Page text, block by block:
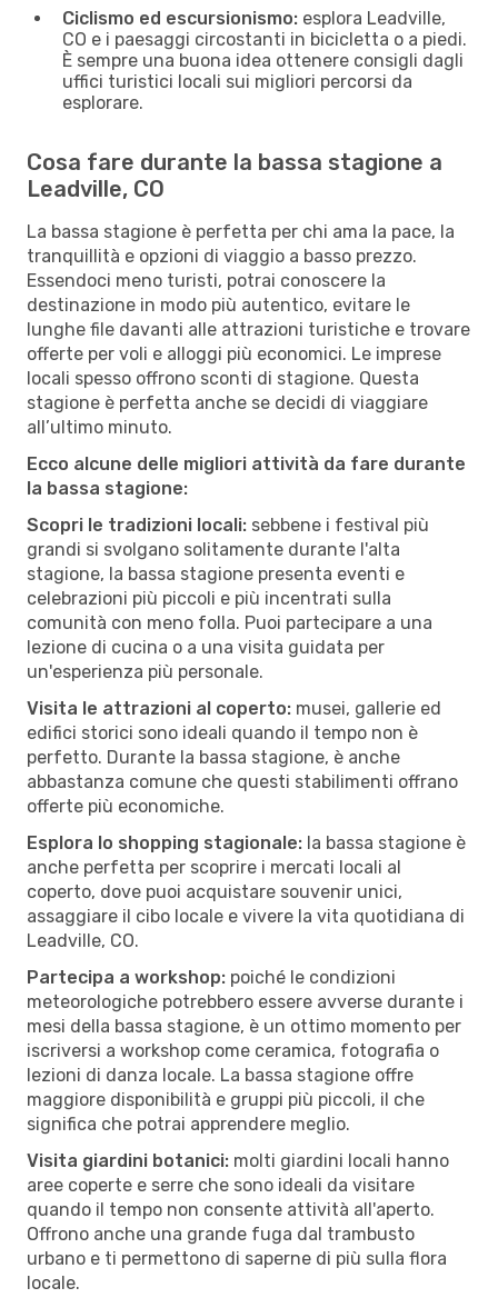
Ciclismo ed escursionismo: esplora Leadville,
CO e i paesaggi circostanti in bicicletta o a piedi.
È sempre una buona idea ottenere consigli dagli
uffici turistici locali sui migliori percorsi da
esplorare.
Cosa fare durante la bassa stagione a
Leadville, CO
La bassa stagione è perfetta per chi ama la pace, la
tranquillità e opzioni di viaggio a basso prezzo.
Essendoci meno turisti, potrai conoscere la
destinazione in modo più autentico, evitare le
lunghe file davanti alle attrazioni turistiche e trovare
offerte per voli e alloggi più economici. Le imprese
locali spesso offrono sconti di stagione. Questa
stagione è perfetta anche se decidi di viaggiare
all’ultimo minuto.
Ecco alcune delle migliori attività da fare durante
la bassa stagione:
Scopri le tradizioni locali: sebbene i festival più
grandi si svolgano solitamente durante l'alta
stagione, la bassa stagione presenta eventi e
celebrazioni più piccoli e più incentrati sulla
comunità con meno folla. Puoi partecipare a una
lezione di cucina o a una visita guidata per
un'esperienza più personale.
Visita le attrazioni al coperto: musei, gallerie ed
edifici storici sono ideali quando il tempo non è
perfetto. Durante la bassa stagione, è anche
abbastanza comune che questi stabilimenti offrano
offerte più economiche.
Esplora lo shopping stagionale: la bassa stagione è
anche perfetta per scoprire i mercati locali al
coperto, dove puoi acquistare souvenir unici,
assaggiare il cibo locale e vivere la vita quotidiana di
Leadville, CO.
Partecipa a workshop: poiché le condizioni
meteorologiche potrebbero essere avverse durante i
mesi della bassa stagione, è un ottimo momento per
iscriversi a workshop come ceramica, fotografia o
lezioni di danza locale. La bassa stagione offre
maggiore disponibilità e gruppi più piccoli, il che
significa che potrai apprendere meglio.
Visita giardini botanici: molti giardini locali hanno
aree coperte e serre che sono ideali da visitare
quando il tempo non consente attività all'aperto.
Offrono anche una grande fuga dal trambusto
urbano e ti permettono di saperne di più sulla flora
locale.